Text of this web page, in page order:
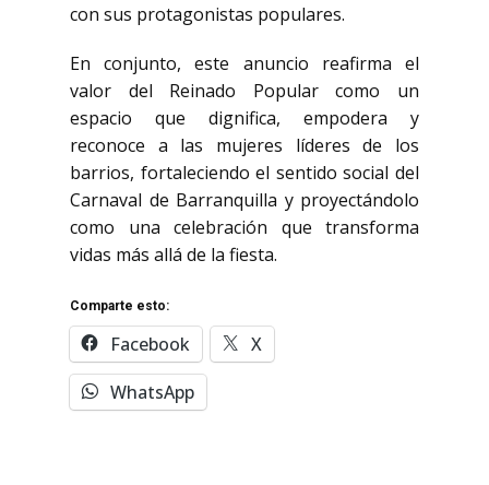
con sus protagonistas populares.
En conjunto, este anuncio reafirma el
valor del Reinado Popular como un
espacio que dignifica, empodera y
reconoce a las mujeres líderes de los
barrios, fortaleciendo el sentido social del
Carnaval de Barranquilla y proyectándolo
como una celebración que transforma
vidas más allá de la fiesta.
Comparte esto:
Facebook
X
WhatsApp